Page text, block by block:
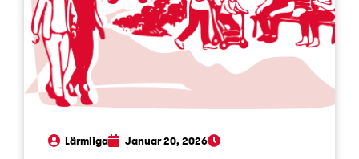
Lärmliga Januar 20, 2026